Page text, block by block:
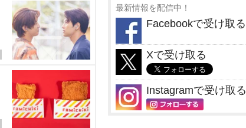
最新情報を配信中！
Facebookで受け取る
Xで受け取る
Instagramで受け取る